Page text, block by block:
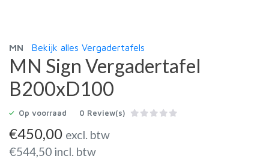
MN Bekijk alles Vergadertafels
MN Sign Vergadertafel
B200xD100
Op voorraad 0 Review(s)
€450,00 excl. btw
€544,50 incl. btw